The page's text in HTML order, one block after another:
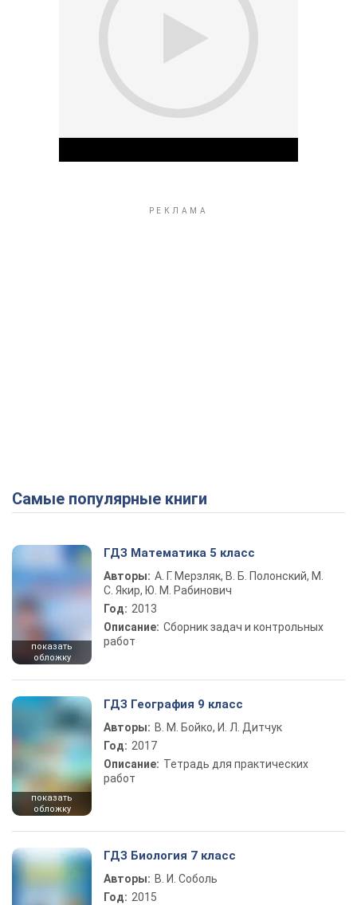
Самые популярные книги
показать
обложку
ГДЗ Математика 5 класс
Авторы: А. Г. Мерзляк, В. Б. Полонский, М.
С. Якир, Ю. М. Рабинович
Год: 2013
Описание: Сборник задач и контрольных
работ
показать
обложку
ГДЗ География 9 класс
Авторы: В. М. Бойко, И. Л. Дитчук
Год: 2017
Описание: Тетрадь для практических
работ
ГДЗ Биология 7 класс
Авторы: В. И. Соболь
Год: 2015